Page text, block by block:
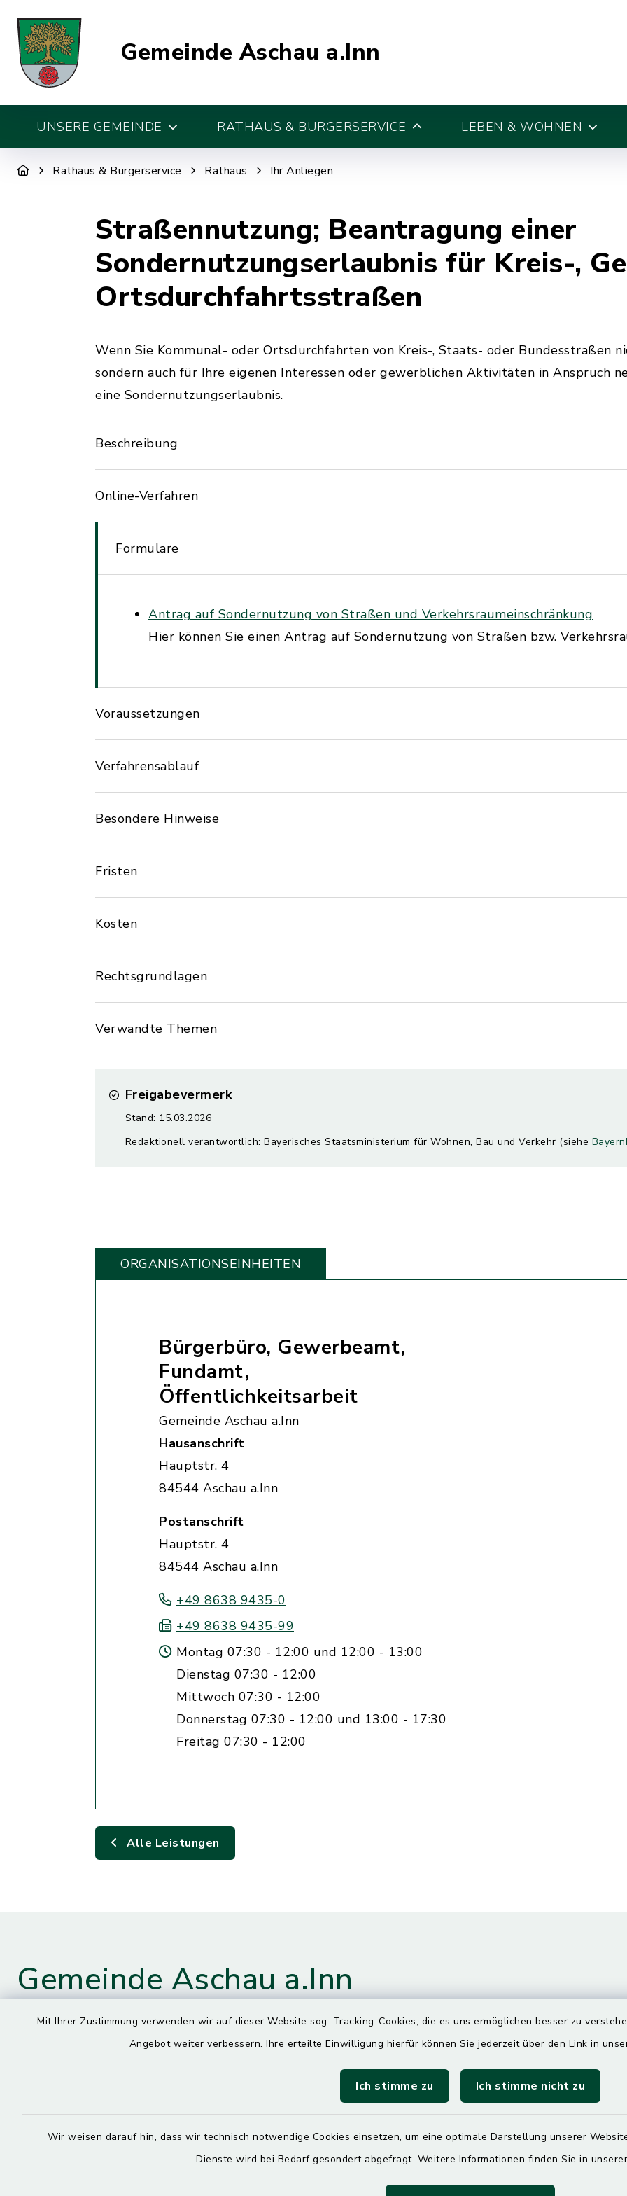
Mit Ihrer Zustimmung verwenden wir auf dieser Website sog. Tracking-Cookies, die es uns ermöglichen besser zu
Angebot weiter verbessern. Ihre erteilte Einwilligung hierfür können Sie jederzeit über den Link in
Ich stimme zu Ich stimme nicht zu
Wir weisen darauf hin, dass wir technisch notwendige Cookies einsetzen, um eine optimale Darstellung unserer
Dienste wird bei Bedarf gesondert abgefragt. Weitere Informationen finden Sie in
Gemeinde Aschau a.Inn
UNSERE GEMEINDE RATHAUS & BÜRGERSERVICE LEBEN & WOHNEN
Rathaus & Bürgerservice Rathaus Ihr Anliegen
Straßennutzung; Beantragung einer
Sondernutzungserlaubnis für Kreis-,
Ortsdurchfahrtsstraßen
Wenn Sie Kommunal- oder Ortsdurchfahrten von Kreis-, Staats- oder Bundesstraßen
sondern auch für Ihre eigenen Interessen oder gewerblichen Aktivitäten in Anspruch
eine Sondernutzungserlaubnis.
Beschreibung
Online-Verfahren
Formulare
Antrag auf Sondernutzung von Straßen und Verkehrsraumeinschränkung
Hier können Sie einen Antrag auf Sondernutzung von Straßen bzw.
Voraussetzungen
Verfahrensablauf
Besondere Hinweise
Fristen
Kosten
Rechtsgrundlagen
Verwandte Themen
Freigabevermerk
Stand: 15.03.2026
Redaktionell verantwortlich: Bayerisches Staatsministerium für Wohnen, Bau und Verkehr (siehe
ORGANISATIONS­EINHEITEN
Bürgerbüro, Gewerbeamt,
Fundamt,
Öffentlichkeitsarbeit
Gemeinde Aschau a.Inn
Hausanschrift
Hauptstr. 4
84544 Aschau a.Inn
Postanschrift
Hauptstr. 4
84544 Aschau a.Inn
+49 8638 9435-0
+49 8638 9435-99
Montag 07:30 - 12:00 und 12:00 - 13:00
Dienstag 07:30 - 12:00
Mittwoch 07:30 - 12:00
Donnerstag 07:30 - 12:00 und 13:00 - 17:30
Freitag 07:30 - 12:00
Alle Leistungen
Gemeinde Aschau a.Inn
Kontaktdaten
08638 9435-0
Öffnungszeiten
7.30 – 13.00 Uhr
Dienstag, Mittwoch und Freitag
7.30 – 12.00 Uhr